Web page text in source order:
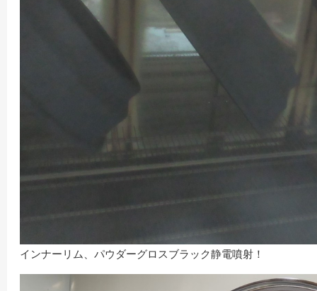
インナーリム、パウダーグロスブラック静電噴射！